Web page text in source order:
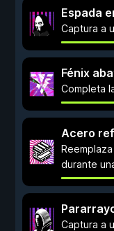
Espada
Captura a
Fénix
Completa
Acero
durante
Captura a